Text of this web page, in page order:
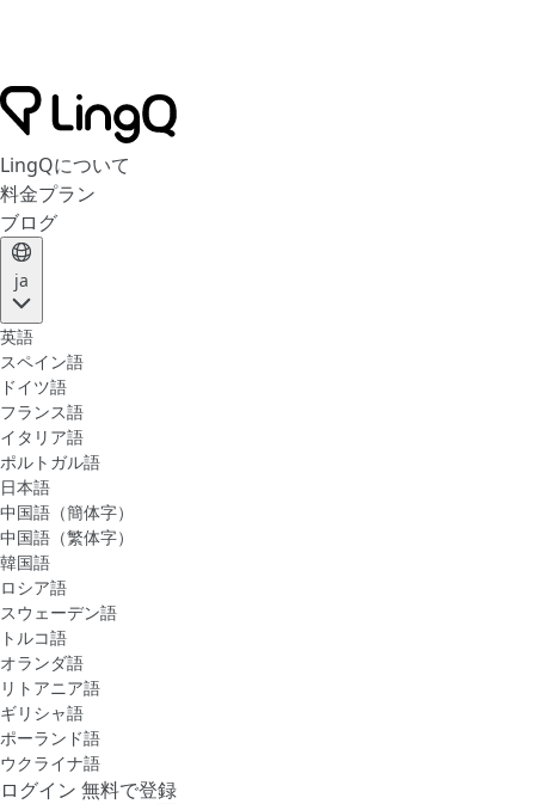
LingQについて
料金プラン
ブログ
ja
英語
スペイン語
ドイツ語
フランス語
イタリア語
ポルトガル語
日本語
中国語（簡体字）
中国語（繁体字）
韓国語
ロシア語
スウェーデン語
トルコ語
オランダ語
リトアニア語
ギリシャ語
ポーランド語
ウクライナ語
ログイン 無料で登録